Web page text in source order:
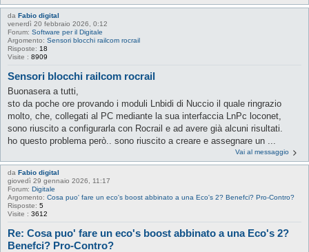
da Fabio digital
venerdì 20 febbraio 2026, 0:12
Forum: Software per il Digitale
Argomento: Sensori blocchi railcom rocrail
Risposte: 18
Visite : 8909
Sensori blocchi railcom rocrail
Buonasera a tutti,
sto da poche ore provando i moduli Lnbidi di Nuccio il quale ringrazio
molto, che, collegati al PC mediante la sua interfaccia LnPc loconet,
sono riuscito a configurarla con Rocrail e ad avere già alcuni risultati.
ho questo problema però.. sono riuscito a creare e assegnare un ...
Vai al messaggio
da Fabio digital
giovedì 29 gennaio 2026, 11:17
Forum: Digitale
Argomento: Cosa puo' fare un eco's boost abbinato a una Eco's 2? Benefci? Pro-Contro?
Risposte: 5
Visite : 3612
Re: Cosa puo' fare un eco's boost abbinato a una Eco's 2?
Benefci? Pro-Contro?